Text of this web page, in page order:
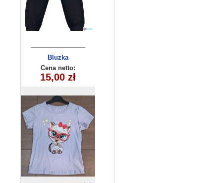
Bluzka
dziewczęca
260625-35(6-16)
6szt
Cena netto:
15,00 zł